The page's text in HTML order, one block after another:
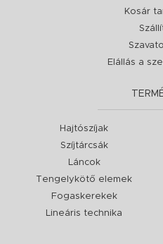
Kosár
Elállás a
Hajtószíjak
Szíjtárcsák
Láncok
Tengelykötő elemek
Fogaskerekek
Lineáris technika